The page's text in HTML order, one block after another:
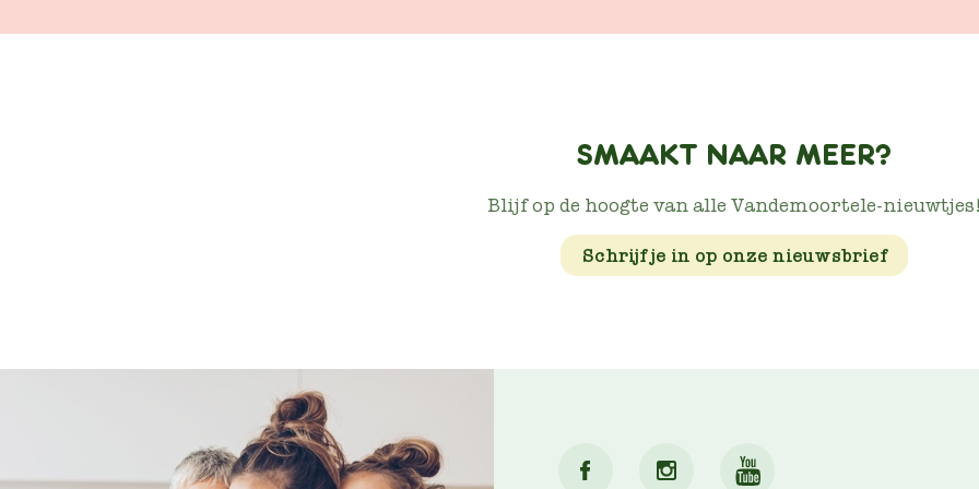
SMAAKT NAAR MEER?
Blijf op de hoogte van alle Vandemoortele-
Schrijf je in op onze nieuwsbrief